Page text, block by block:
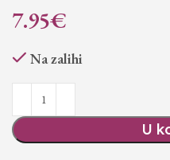
7.95€
Na zalihi
U